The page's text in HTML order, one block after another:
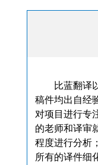
比蓝翻译
稿件均出自经
对项目进行专
的老师和译审
程度进行分析
所有的译件细